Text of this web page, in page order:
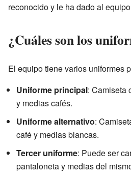
reconocido y le ha dado al
¿Cuáles son los
El equipo tiene varios uniformes
Uniforme principal: Camiseta
y medias cafés.
Uniforme alternativo:
café y medias blancas.
Tercer uniforme: Puede ser
pantaloneta y medias del